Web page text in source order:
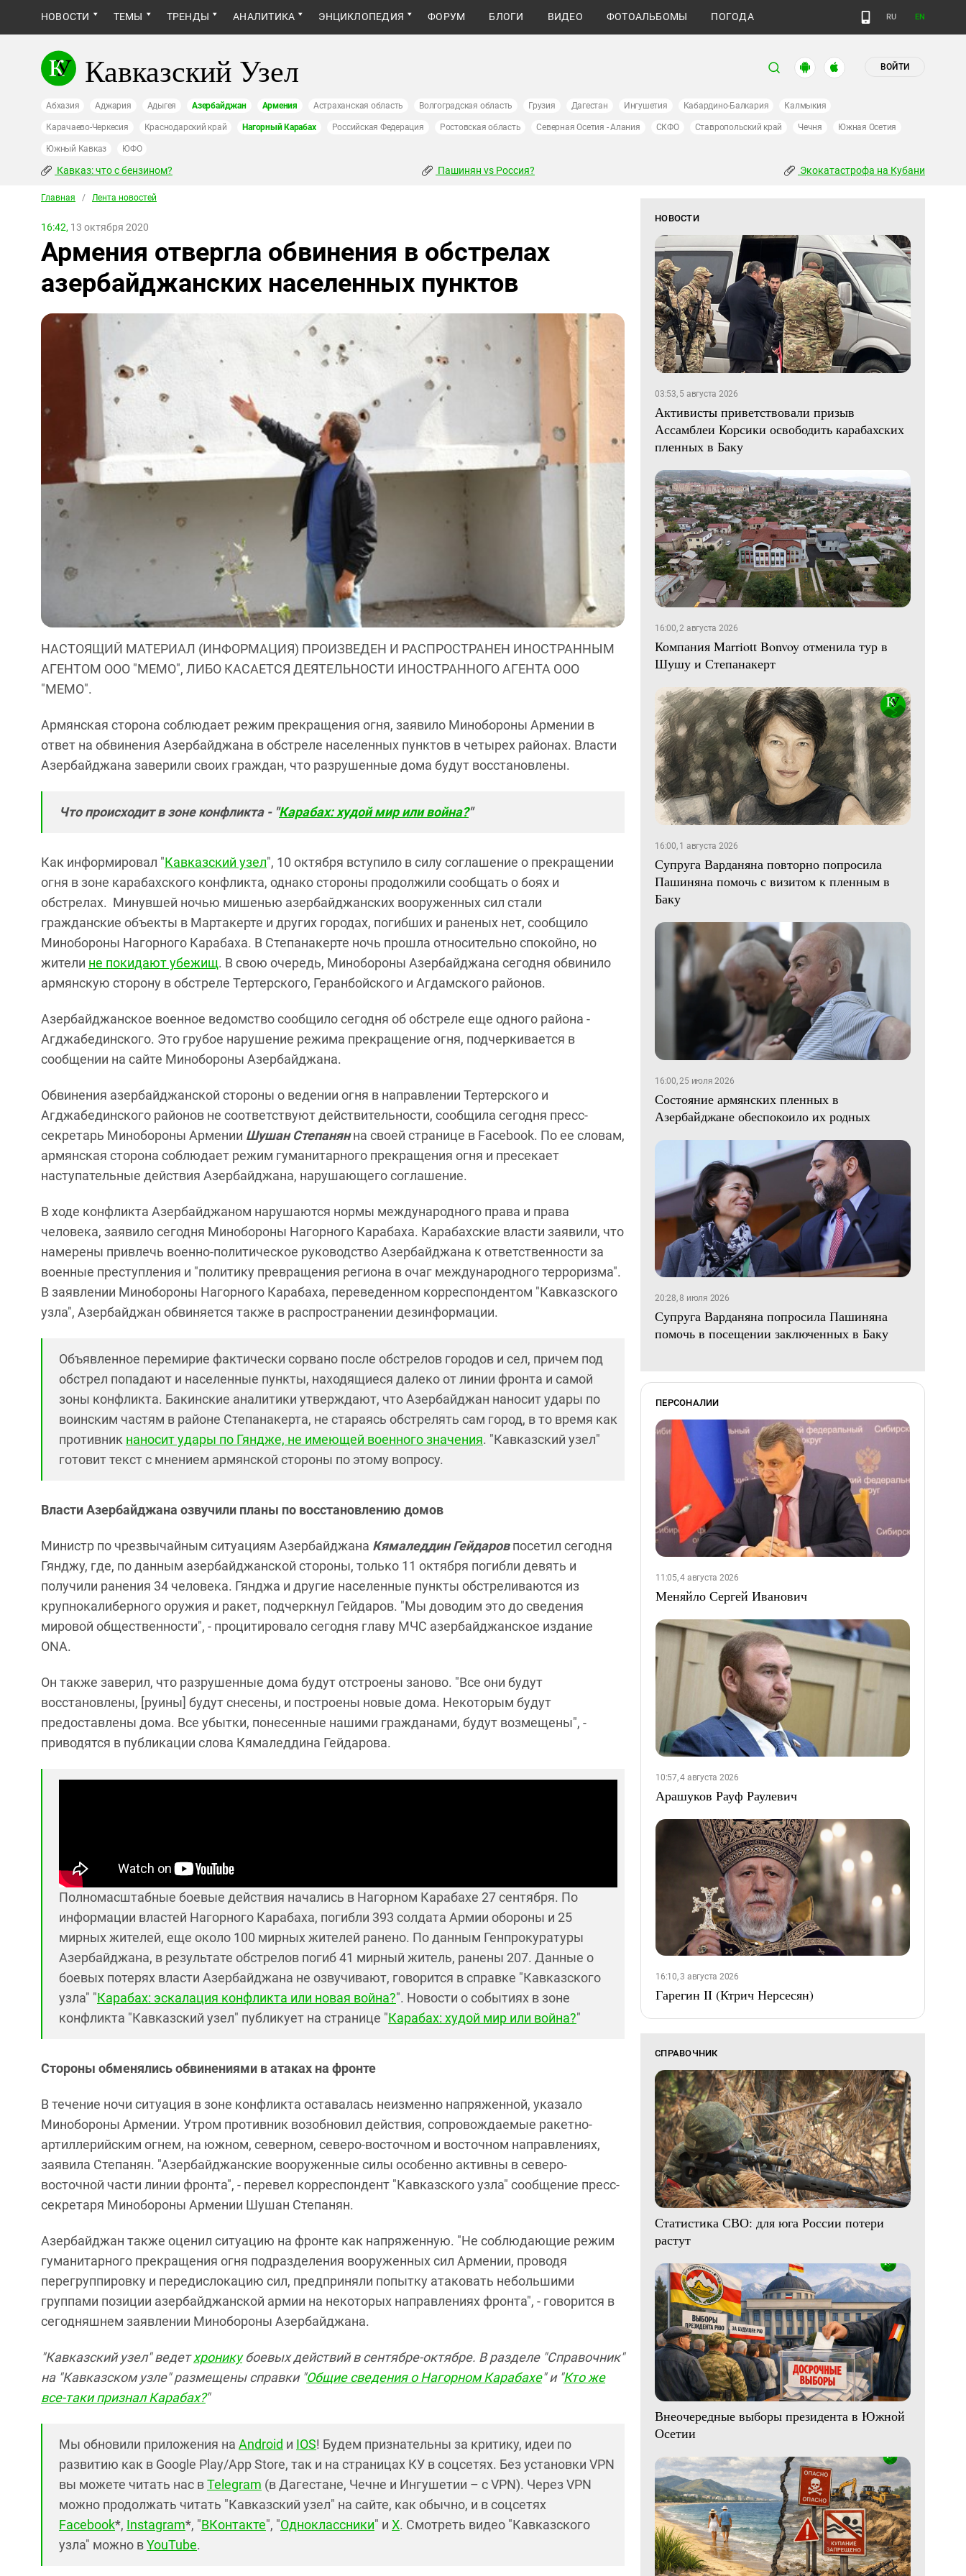
НОВОСТИ ТЕМЫ ТРЕНДЫ АНАЛИТИКА ЭНЦИКЛОПЕДИЯ ФОРУМ БЛОГИ ВИДЕО ФОТОАЛЬБОМЫ ПОГОДА RU EN
Кавказский Узел ВОЙТИ
Абхазия Аджария Адыгея Азербайджан Армения Астраханская область Волгоградская область Грузия Дагестан Ингушетия Кабардино-Балкария Калмыкия
Карачаево-Черкесия Краснодарский край Нагорный Карабах Российская Федерация Ростовская область Северная Осетия - Алания СКФО Ставропольский край Чечня Южная Осетия
Южный Кавказ ЮФО
Кавказ: что с бензином? Пашинян vs Россия? Экокатастрофа на Кубани
Главная / Лента новостей
16:42, 13 октября 2020
Армения отвергла обвинения в обстрелах
азербайджанских населенных пунктов
НАСТОЯЩИЙ МАТЕРИАЛ (ИНФОРМАЦИЯ) ПРОИЗВЕДЕН И РАСПРОСТРАНЕН ИНОСТРАННЫМ
АГЕНТОМ ООО "МЕМО", ЛИБО КАСАЕТСЯ ДЕЯТЕЛЬНОСТИ ИНОСТРАННОГО АГЕНТА ООО
"МЕМО".
Армянская сторона соблюдает режим прекращения огня, заявило Минобороны Армении в
ответ на обвинения Азербайджана в обстреле населенных пунктов в четырех районах. Власти
Азербайджана заверили своих граждан, что разрушенные дома будут восстановлены.
Что происходит в зоне конфликта - "Карабах: худой мир или война?"
Как информировал "Кавказский узел", 10 октября вступило в силу соглашение о прекращении
огня в зоне карабахского конфликта, однако стороны продолжили сообщать о боях и
обстрелах. Минувшей ночью мишенью азербайджанских вооруженных сил стали
гражданские объекты в Мартакерте и других городах, погибших и раненых нет, сообщило
Минобороны Нагорного Карабаха. В Степанакерте ночь прошла относительно спокойно, но
жители не покидают убежищ. В свою очередь, Минобороны Азербайджана сегодня обвинило
армянскую сторону в обстреле Тертерского, Геранбойского и Агдамского районов.
Азербайджанское военное ведомство сообщило сегодня об обстреле еще одного района -
Агджабединского. Это грубое нарушение режима прекращение огня, подчеркивается в
сообщении на сайте Минобороны Азербайджана.
Обвинения азербайджанской стороны о ведении огня в направлении Тертерского и
Агджабединского районов не соответствуют действительности, сообщила сегодня пресс-
секретарь Минобороны Армении Шушан Степанянна своей странице в Facebook. По ее словам,
армянская сторона соблюдает режим гуманитарного прекращения огня и пресекает
наступательные действия Азербайджана, нарушающего соглашение.
В ходе конфликта Азербайджаном нарушаются нормы международного права и права
человека, заявило сегодня Минобороны Нагорного Карабаха. Карабахские власти заявили, что
намерены привлечь военно-политическое руководство Азербайджана к ответственности за
военные преступления и "политику превращения региона в очаг международного терроризма".
В заявлении Минобороны Нагорного Карабаха, переведенном корреспондентом "Кавказского
узла", Азербайджан обвиняется также в распространении дезинформации.
Объявленное перемирие фактически сорвано после обстрелов городов и сел, причем под
обстрел попадают и населенные пункты, находящиеся далеко от линии фронта и самой
зоны конфликта. Бакинские аналитики утверждают, что Азербайджан наносит удары по
воинским частям в районе Степанакерта, не стараясь обстрелять сам город, в то время как
противник наносит удары по Гяндже, не имеющей военного значения. "Кавказский узел"
готовит текст с мнением армянской стороны по этому вопросу.
Власти Азербайджана озвучили планы по восстановлению домов
Министр по чрезвычайным ситуациям Азербайджана Кямаледдин Гейдаровпосетил сегодня
Гянджу, где, по данным азербайджанской стороны, только 11 октября погибли девять и
получили ранения 34 человека. Гянджа и другие населенные пункты обстреливаются из
крупнокалиберного оружия и ракет, подчеркнул Гейдаров. "Мы доводим это до сведения
мировой общественности", - процитировало сегодня главу МЧС азербайджанское издание
ONA.
Он также заверил, что разрушенные дома будут отстроены заново. "Все они будут
восстановлены, [руины] будут снесены, и построены новые дома. Некоторым будут
предоставлены дома. Все убытки, понесенные нашими гражданами, будут возмещены", -
приводятся в публикации слова Кямаледдина Гейдарова.
Полномасштабные боевые действия начались в Нагорном Карабахе 27 сентября. По
информации властей Нагорного Карабаха, погибли 393 солдата Армии обороны и 25
мирных жителей, еще около 100 мирных жителей ранено. По данным Генпрокуратуры
Азербайджана, в результате обстрелов погиб 41 мирный житель, ранены 207. Данные о
боевых потерях власти Азербайджана не озвучивают, говорится в справке "Кавказского
узла" "Карабах: эскалация конфликта или новая война?". Новости о событиях в зоне
конфликта "Кавказский узел" публикует на странице "Карабах: худой мир или война?"
Стороны обменялись обвинениями в атаках на фронте
В течение ночи ситуация в зоне конфликта оставалась неизменно напряженной, указало
Минобороны Армении. Утром противник возобновил действия, сопровождаемые ракетно-
артиллерийским огнем, на южном, северном, северо-восточном и восточном направлениях,
заявила Степанян. "Азербайджанские вооруженные силы особенно активны в северо-
восточной части линии фронта", - перевел корреспондент "Кавказского узла" сообщение пресс-
секретаря Минобороны Армении Шушан Степанян.
Азербайджан также оценил ситуацию на фронте как напряженную. "Не соблюдающие режим
гуманитарного прекращения огня подразделения вооруженных сил Армении, проводя
перегруппировку и передислокацию сил, предприняли попытку атаковать небольшими
группами позиции азербайджанской армии на некоторых направлениях фронта", - говорится в
сегодняшнем заявлении Минобороны Азербайджана.
"Кавказский узел" ведетхроникубоевых действий в сентябре-октябре. В разделе "Справочник"
на "Кавказском узле" размещены справки "Общие сведения о Нагорном Карабахе" и "Кто же
все-таки признал Карабах?"
Мы обновили приложения на Android и IOS! Будем признательны за критику, идеи по
развитию как в Google Play/App Store, так и на страницах КУ в соцсетях. Без установки VPN
вы можете читать нас вTelegram (в Дагестане, Чечне и Ингушетии – с VPN). Через VPN
можно продолжать читать "Кавказский узел" на сайте, как обычно, и в соцсетях
Facebook*, Instagram*, "ВКонтакте", "Одноклассники" и X. Смотреть видео "Кавказского
узла" можно вYouTube.
НОВОСТИ
03:53, 5 августа 2026
Активисты приветствовали призыв
Ассамблеи Корсики освободить карабахских
пленных в Баку
16:00, 2 августа 2026
Компания Marriott Bonvoy отменила тур в
Шушу и Степанакерт
16:00, 1 августа 2026
Супруга Варданяна повторно попросила
Пашиняна помочь с визитом к пленным в
Баку
16:00, 25 июля 2026
Состояние армянских пленных в
Азербайджане обеспокоило их родных
20:28, 8 июля 2026
Супруга Варданяна попросила Пашиняна
помочь в посещении заключенных в Баку
ПЕРСОНАЛИИ
11:05, 4 августа 2026
Меняйло Сергей Иванович
10:57, 4 августа 2026
Арашуков Рауф Раулевич
16:10, 3 августа 2026
Гарегин II (Ктрич Нерсесян)
СПРАВОЧНИК
Статистика СВО: для юга России потери
растут
Внеочередные выборы президента в Южной
Осетии